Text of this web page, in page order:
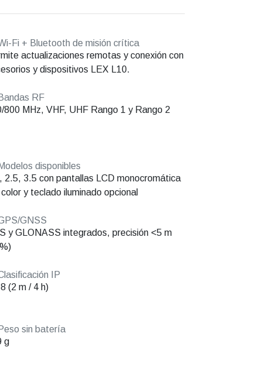
Fi + Bluetooth de misión crítica
actualizaciones remotas y conexión con
y dispositivos LEX L10.
RF
800 MHz, VHF, UHF Rango 1 y Rango 2
disponibles
2.5, 3.5 con pantallas LCD monocromática
y teclado iluminado opcional
GNSS
y GLONASS integrados, precisión <5 m
IP
(2 m / 4 h)
sin batería
g